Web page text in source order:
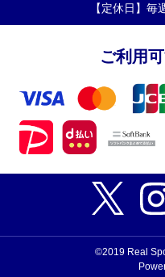
【定休日】毎
ご利用
©2019 Real